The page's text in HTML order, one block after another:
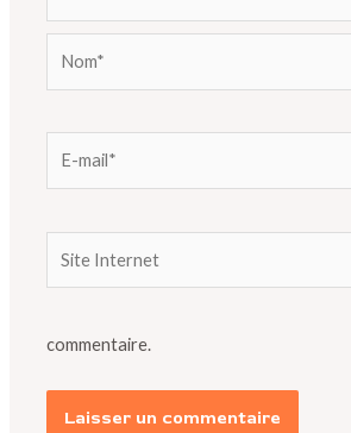
mail*
Internet
commentaire.